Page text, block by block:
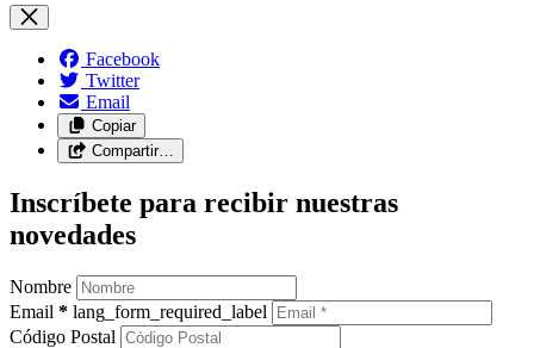
Facebook
Twitter
Email
Copiar
Compartir…
Inscríbete para recibir nuestras
novedades
Nombre
Email * lang_form_required_label
Código Postal